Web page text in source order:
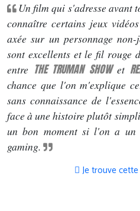
Un film qui s'adresse avant
connaître certains jeux
axée sur un personnage
sont excellents et le fil rouge
entre THE TRUMAN SHOWet
chance que l'on m'explique
sans connaissance de
face à une histoire plutôt
un bon moment si l'on a
gaming.
Je trouve